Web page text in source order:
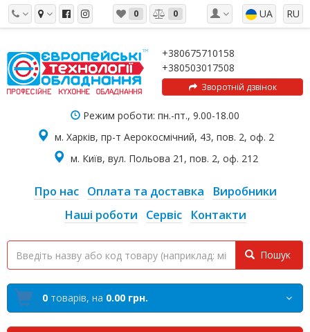
RU
UA
0 0
+380675710158
+380503017508
Зворотній дзвінок
Режим роботи: пн.-пт., 9.00-18.00
м. Харків, пр-т Аерокосмічний, 43, пов. 2, оф. 2
м. Київ, вул. Польова 21, пов. 2, оф. 212
Про нас Оплата та доставка
Виробники
Наші роботи
Сервіс Контакти
Пошук
0 товарів, на 0.00 грн.